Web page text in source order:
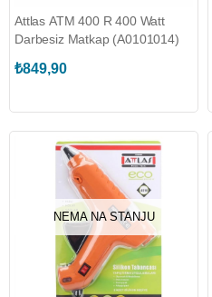
Attlas ATM 400 R 400 Watt
Darbesiz Matkap (A0101014)
₺849,90
NEMA NA STANJU